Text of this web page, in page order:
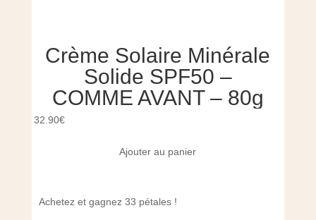
Crème Solaire Minérale
Solide SPF50 –
COMME AVANT – 80g
32.90€
Ajouter au panier
Achetez et gagnez 33 pétales !